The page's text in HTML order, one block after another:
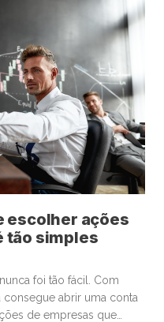
os mesmos critérios
escolher ações
tão simples
foi tão fácil. Com
abrir uma conta
de empresas que